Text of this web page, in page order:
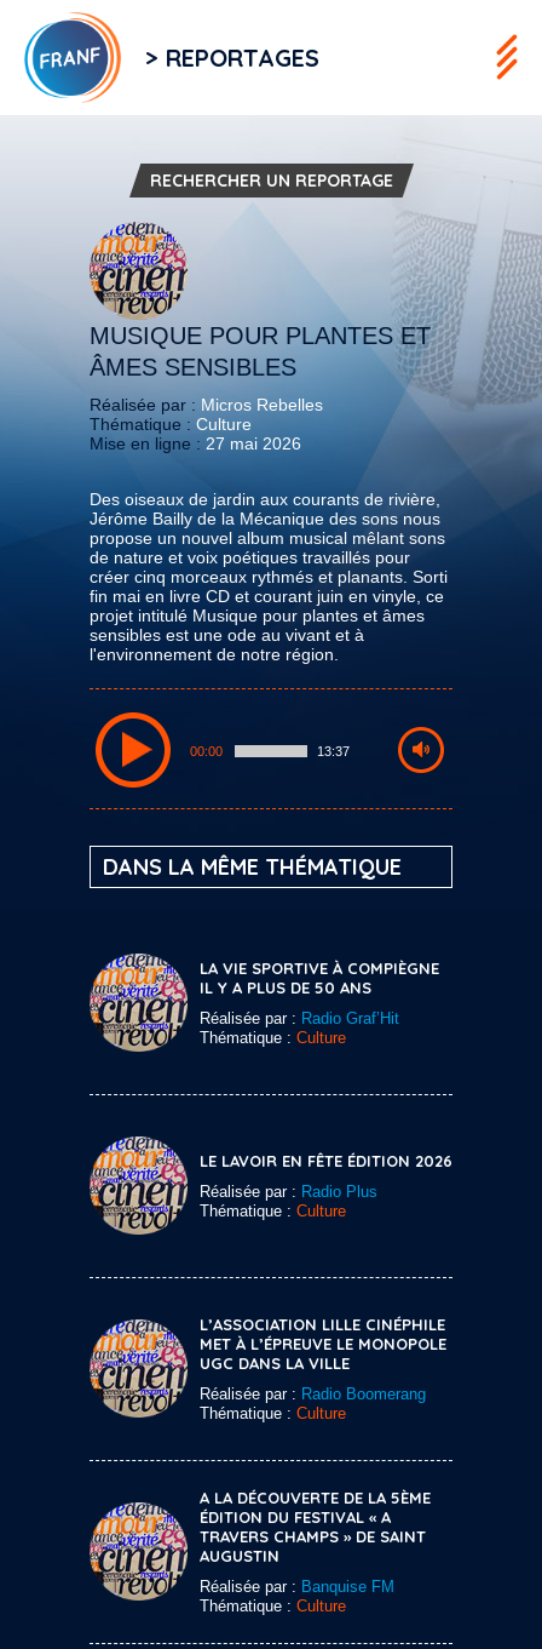
> REPORTAGES
RECHERCHER UN REPORTAGE
MUSIQUE POUR PLANTES ET
ÂMES SENSIBLES
Réalisée par : Micros Rebelles
Thématique : Culture
Mise en ligne : 27 mai 2026
Des oiseaux de jardin aux courants de rivière,
Jérôme Bailly de la Mécanique des sons nous
propose un nouvel album musical mêlant sons
de nature et voix poétiques travaillés pour
créer cinq morceaux rythmés et planants. Sorti
fin mai en livre CD et courant juin en vinyle, ce
projet intitulé Musique pour plantes et âmes
sensibles est une ode au vivant et à
l'environnement de notre région.
00:00 13:37
DANS LA MÊME THÉMATIQUE
LA VIE SPORTIVE À COMPIÈGNE
IL Y A PLUS DE 50 ANS
Réalisée par : Radio Graf’Hit
Thématique : Culture
LE LAVOIR EN FÊTE ÉDITION 2026
Réalisée par : Radio Plus
Thématique : Culture
L’ASSOCIATION LILLE CINÉPHILE
MET À L’ÉPREUVE LE MONOPOLE
UGC DANS LA VILLE
Réalisée par : Radio Boomerang
Thématique : Culture
A LA DÉCOUVERTE DE LA 5ÈME
ÉDITION DU FESTIVAL « A
TRAVERS CHAMPS » DE SAINT
AUGUSTIN
Réalisée par : Banquise FM
Thématique : Culture